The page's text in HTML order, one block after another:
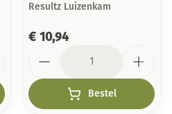
Resultz Luizenkam
€ 10,94
Bestel